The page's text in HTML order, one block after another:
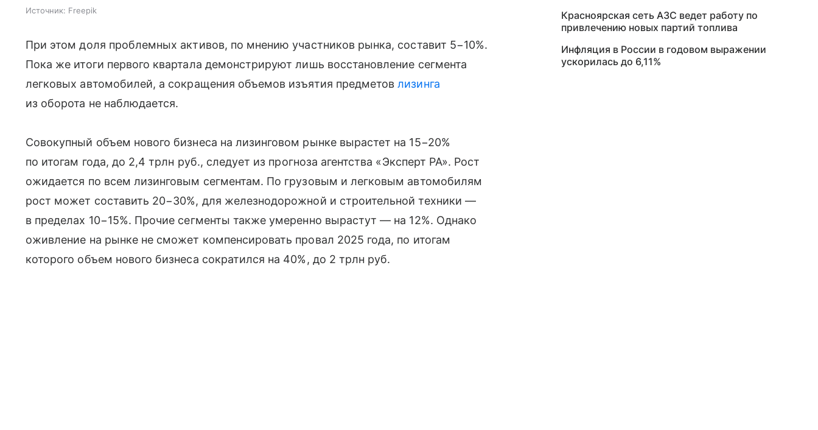
Источник: Freepik
При этом доля проблемных активов, по мнению участников рынка, составит 5−10%.
Пока же итоги первого квартала демонстрируют лишь восстановление сегмента
легковых автомобилей, а сокращения объемов изъятия предметовлизинга
из оборота не наблюдается.
Совокупный объем нового бизнеса на лизинговом рынке вырастет на 15−20%
по итогам года, до 2,4 трлн руб., следует из прогноза агентства «Эксперт РА». Рост
ожидается по всем лизинговым сегментам. По грузовым и легковым автомобилям
рост может составить 20−30%, для железнодорожной и строительной техники —
в пределах 10−15%. Прочие сегменты также умеренно вырастут — на 12%. Однако
оживление на рынке не сможет компенсировать провал 2025 года, по итогам
которого объем нового бизнеса сократился на 40%, до 2 трлн руб.
Красноярская сеть АЗС ведет работу по
привлечению новых партий топлива
Инфляция в России в годовом выражении
ускорилась до 6,11%